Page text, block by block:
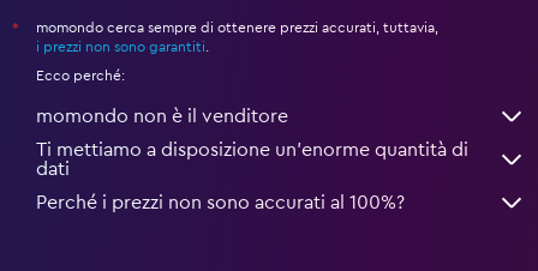
*
momondo cerca sempre di ottenere prezzi accurati, tuttavia,
i prezzi non sono garantiti
Ecco perché:
momondo non è il venditore
Ti mettiamo a disposizione un’enorme quantità di
dati
Perché i prezzi non sono accurati al 100%?